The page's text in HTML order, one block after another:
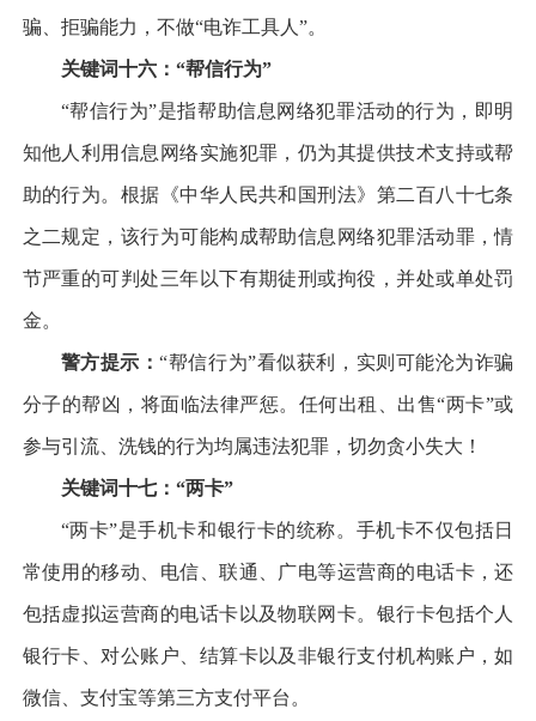
骗、拒骗能力，不做“电诈工具人”。
关键词十六：“帮信行为”
“帮信行为”是指帮助信息网络犯罪活动的行为，即明
知他人利用信息网络实施犯罪，仍为其提供技术支持或帮
助的行为。根据《中华人民共和国刑法》第二百八十七条
之二规定，该行为可能构成帮助信息网络犯罪活动罪，情
节严重的可判处三年以下有期徒刑或拘役，并处或单处罚
金。
警方提示：“帮信行为”看似获利，实则可能沦为诈骗
分子的帮凶，将面临法律严惩。任何出租、出售“两卡”或
参与引流、洗钱的行为均属违法犯罪，切勿贪小失大！
关键词十七：“两卡”
“两卡”是手机卡和银行卡的统称。手机卡不仅包括日
常使用的移动、电信、联通、广电等运营商的电话卡，还
包括虚拟运营商的电话卡以及物联网卡。银行卡包括个人
银行卡、对公账户、结算卡以及非银行支付机构账户，如
微信、支付宝等第三方支付平台。